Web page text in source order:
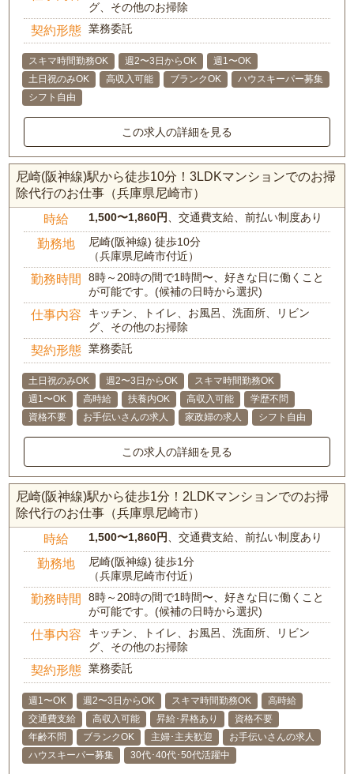
グ、その他のお掃除
契約形態 業務委託
スキマ時間勤務OK 週2〜3日からOK
週1〜OK
土日祝のみOK
高収入可能 ブランクOK
ハウスキーパー募集
シフト自由
この求人の詳細を見る
尼崎(阪神線)駅から徒歩10分！3LDKマンションでのお掃
除代行のお仕事（兵庫県尼崎市）
時給 1,500〜1,860円、交通費支給、前払い制度あり
勤務地
尼崎(阪神線) 徒歩10分
（兵庫県尼崎市付近）
勤務時間
8時～20時の間で1時間〜、好きな日に働くこと
が可能です。(候補の日時から選択)
仕事内容
キッチン、トイレ、お風呂、洗面所、リビン
グ、その他のお掃除
契約形態 業務委託
土日祝のみOK 週2〜3日からOK
スキマ時間勤務OK
週1〜OK
高時給 扶養内OK 高収入可能
学歴不問
資格不要
お手伝いさんの求人 家政婦の求人 シフト自由
この求人の詳細を見る
尼崎(阪神線)駅から徒歩1分！2LDKマンションでのお掃
除代行のお仕事（兵庫県尼崎市）
時給 1,500〜1,860円、交通費支給、前払い制度あり
勤務地
尼崎(阪神線) 徒歩1分
（兵庫県尼崎市付近）
勤務時間
8時～20時の間で1時間〜、好きな日に働くこと
が可能です。(候補の日時から選択)
仕事内容
キッチン、トイレ、お風呂、洗面所、リビン
グ、その他のお掃除
契約形態 業務委託
週1〜OK 週2〜3日からOK スキマ時間勤務OK
高時給
交通費支給
高収入可能 昇給･昇格あり
資格不要
年齢不問
ブランクOK 主婦･主夫歓迎
お手伝いさんの求人
ハウスキーパー募集
30代･40代･50代活躍中